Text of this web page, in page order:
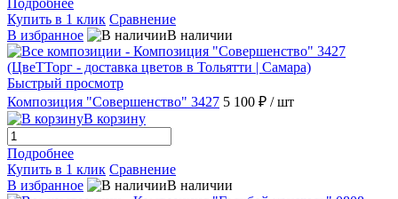
Купить в 1 клик Сравнение
В избранное
В наличии
Быстрый просмотр
Композиция "Совершенство" 3427 5 100 ₽ / шт
В корзину
Подробнее
Купить в 1 клик Сравнение
В избранное
В наличии